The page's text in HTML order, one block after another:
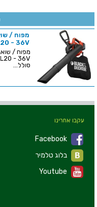
- 36V
סולל...
עקבו אחרינו
Facebook
Youtube